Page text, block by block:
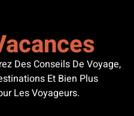
Des Conseils De Voyage,
Et Bien Plus
Les Voyageurs.